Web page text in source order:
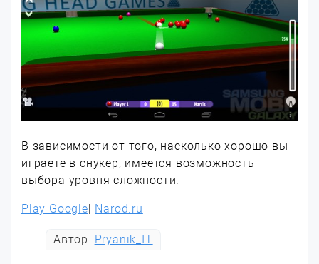
В зависимости от того, насколько хорошо вы
играете в снукер, имеется возможность
выбора уровня сложности.
Play Google| Narod.ru
Автор: Pryanik_IT